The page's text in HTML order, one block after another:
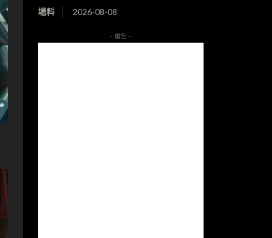
場料 2026-08-08
- 廣告 -